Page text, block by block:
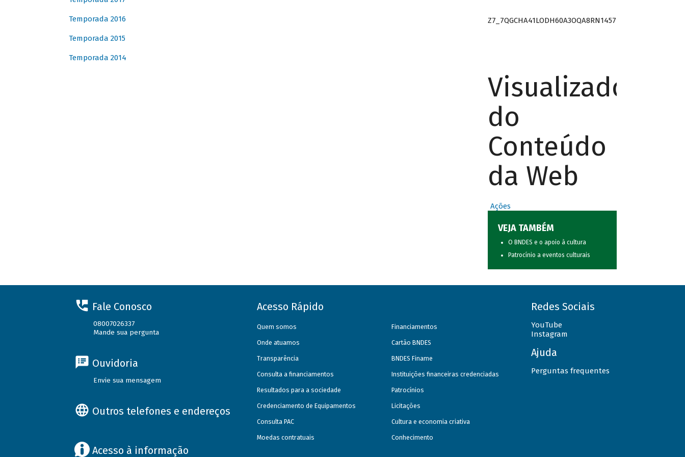
Temporada 2016
Temporada 2015
Temporada 2014
Z7_7QGCHA41LODH60A3OQA8RN1457
Visualizador
do
Conteúdo
da Web
Ações
VEJA TAMBÉM
O BNDES e o apoio à cultura
Patrocínio a eventos culturais
Fale Conosco
08007026337
Mande sua pergunta
Ouvidoria
Envie sua mensagem
Outros telefones e endereços
Acesso à informação
Acesso Rápido
Quem somos
Onde atuamos
Transparência
Consulta a financiamentos
Resultados para a sociedade
Credenciamento de Equipamentos
Consulta PAC
Moedas contratuais
Financiamentos
Cartão BNDES
BNDES Finame
Instituições financeiras credenciadas
Patrocínios
Licitações
Cultura e economia criativa
Conhecimento
Redes Sociais
YouTube
Instagram
Ajuda
Perguntas frequentes